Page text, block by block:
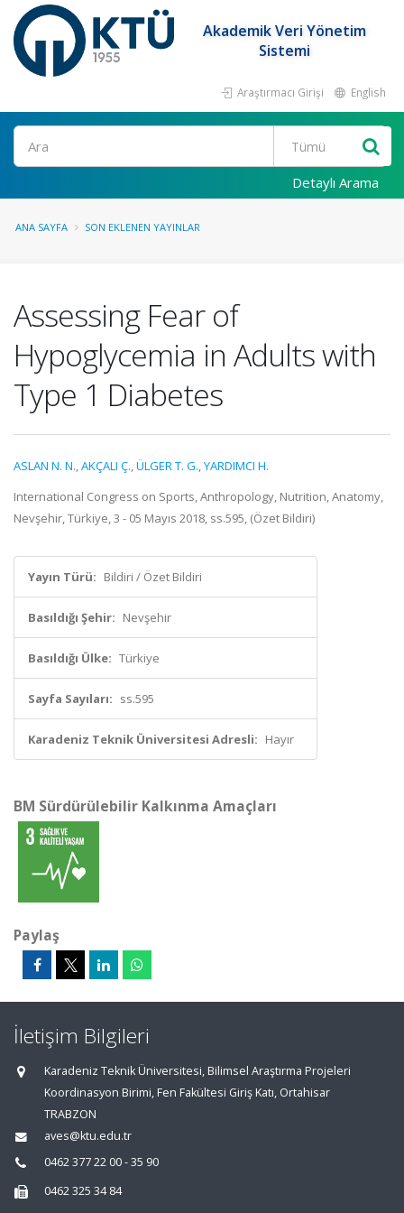
Akademik Veri Yönetim
Sistemi
Araştırmacı Girişi English
Ara
Detaylı Arama
ANA SAYFA SON EKLENEN YAYINLAR
Assessing Fear of
Hypoglycemia in Adults with
Type 1 Diabetes
ASLAN N. N.,AKÇALI Ç.,ÜLGER T. G.,YARDIMCI H.
International Congress on Sports, Anthropology, Nutrition, Anatomy,
Nevşehir, Türkiye, 3 - 05 Mayıs 2018, ss.595, (Özet Bildiri)
Yayın Türü: Bildiri / Özet Bildiri
Basıldığı Şehir: Nevşehir
Basıldığı Ülke: Türkiye
Sayfa Sayıları: ss.595
Karadeniz Teknik Üniversitesi Adresli: Hayır
BM Sürdürülebilir Kalkınma Amaçları
Paylaş
İletişim Bilgileri
Karadeniz Teknik Üniversitesi, Bilimsel Araştırma Projeleri
Koordinasyon Birimi, Fen Fakültesi Giriş Katı, Ortahisar
TRABZON
aves@ktu.edu.tr
0462 377 22 00 - 35 90
0462 325 34 84